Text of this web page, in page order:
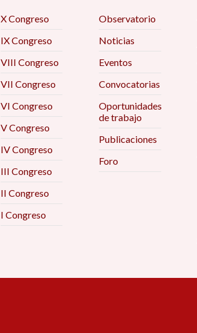
X Congreso
IX Congreso
VIII Congreso
VII Congreso
VI Congreso
V Congreso
IV Congreso
III Congreso
II Congreso
I Congreso
Observatorio
Noticias
Eventos
Convocatorias
Oportunidades
de trabajo
Publicaciones
Foro